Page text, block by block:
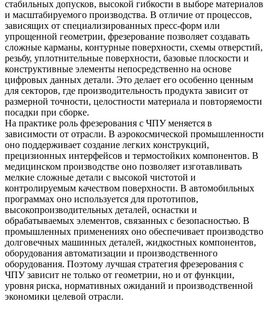
стабильных допусков, высокой гибкости в выборе материалов
и масштабируемого производства. В отличие от процессов,
зависящих от специализированных пресс-форм или
упрощенной геометрии, фрезерование позволяет создавать
сложные карманы, контурные поверхности, схемы отверстий,
резьбу, уплотнительные поверхности, базовые плоскости и
конструктивные элементы непосредственно на основе
цифровых данных детали. Это делает его особенно ценным
для секторов, где производительность продукта зависит от
размерной точности, целостности материала и повторяемости
посадки при сборке.
На практике роль фрезерования с ЧПУ меняется в
зависимости от отрасли. В аэрокосмической промышленности
оно поддерживает создание легких конструкций,
прецизионных интерфейсов и термостойких компонентов. В
медицинском производстве оно позволяет изготавливать
мелкие сложные детали с высокой чистотой и
контролируемым качеством поверхности. В автомобильных
программах оно используется для прототипов,
высокопроизводительных деталей, оснастки и
обрабатываемых элементов, связанных с безопасностью. В
промышленных применениях оно обеспечивает производство
долговечных машинных деталей, жидкостных компонентов,
оборудования автоматизации и производственного
оборудования. Поэтому лучшая стратегия фрезерования с
ЧПУ зависит не только от геометрии, но и от функции,
уровня риска, нормативных ожиданий и производственной
экономики целевой отрасли.